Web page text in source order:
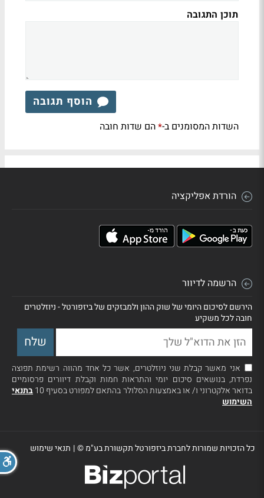
תוכן התגובה
הוסף תגובה
השדות המסומנים ב-*הם שדות חובה
הורדת אפליקציה
הרשמה לדיוור
הירשם לסיכום היומי של שוק ההון ולמבזקים של ביזפורטל - ניוזלטרים
חובה לכל משקיע
אני מאשר קבלת שני ניוזלטרים, אשר כל אחד מהווה רשימת תפוצה
נפרדת, בנושאים סיכום יומי והתראות חמות וקבלת דיוורים פרסומיים
בדואר אלקטרוני ו/ או באמצעות הסלולר בהתאם למפורט בסעיף 10
בתנאי
השימוש
כל הזכויות שמורות לחברת ביזפורטל תקשורת בע"מ ©| תנאי שימוש